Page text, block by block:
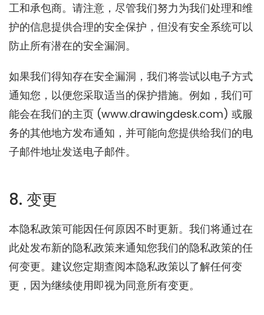
工和承包商。请注意，尽管我们努力为我们处理和维
护的信息提供合理的安全保护，但没有安全系统可以
防止所有潜在的安全漏洞。
如果我们得知存在安全漏洞，我们将尝试以电子方式
通知您，以便您采取适当的保护措施。例如，我们可
能会在我们的主页 (www.drawingdesk.com) 或服
务的其他地方发布通知，并可能向您提供给我们的电
子邮件地址发送电子邮件。
8. 变更
本隐私政策可能因任何原因不时更新。我们将通过在
此处发布新的隐私政策来通知您我们的隐私政策的任
何变更。建议您定期查阅本隐私政策以了解任何变
更，因为继续使用即视为同意所有变更。